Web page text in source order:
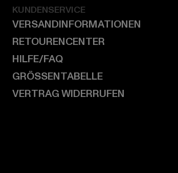
KUNDENSERVICE
VERSANDINFORMATIONEN
RETOURENCENTER
HILFE/FAQ
GRÖSSENTABELLE
VERTRAG WIDERRUFEN